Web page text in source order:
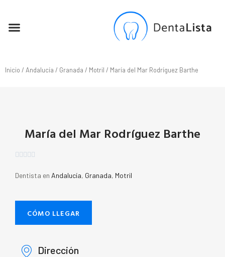
Inicio / Andalucía / Granada / Motril / María del Mar Rodríguez Barthe
María del Mar Rodríguez Barthe
    
Dentista en Andalucía, Granada, Motril
CÓMO LLEGAR
Dirección